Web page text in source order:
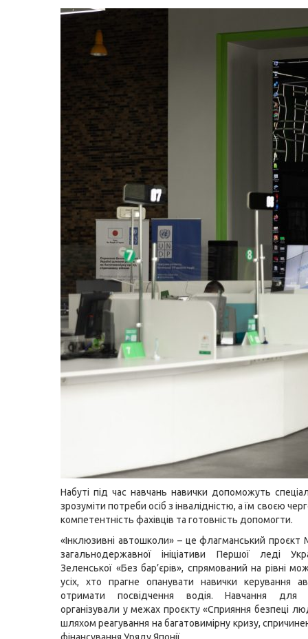
Набуті під час навчань навички допоможуть
зрозуміти потреби осіб з інвалідністю, а їм своєю
компетентність фахівців та готовність допомогти.
«Інклюзивні автошколи» – це флагманський
загальнодержавної ініціативи Першої леді
Зеленської «Без бар’єрів», спрямований на рівні
усіх, хто прагне опанувати навички керування
отримати посвідчення водія. Навчання для
організували у межах проєкту «Сприяння безпеці
шляхом реагування на багатовимірну кризу,